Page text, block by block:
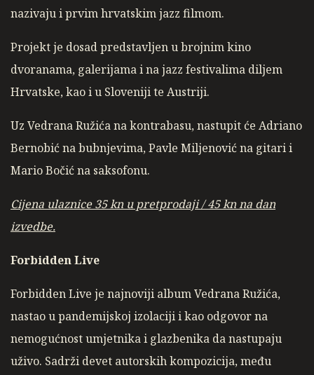
nazivaju i prvim hrvatskim jazz filmom.
Projekt je dosad predstavljen u brojnim kino
dvoranama, galerijama i na jazz festivalima diljem
Hrvatske, kao i u Sloveniji te Austriji.
Uz Vedrana Ružića na kontrabasu, nastupit će Adriano
Bernobić na bubnjevima, Pavle Miljenović na gitari i
Mario Bočić na saksofonu.
Cijena ulaznice 35 kn u pretprodaji / 45 kn na dan
izvedbe.
Forbidden Live
Forbidden Live je najnoviji album Vedrana Ružića,
nastao u pandemijskoj izolaciji i kao odgovor na
nemogućnost umjetnika i glazbenika da nastupaju
uživo. Sadrži devet autorskih kompozicija, među